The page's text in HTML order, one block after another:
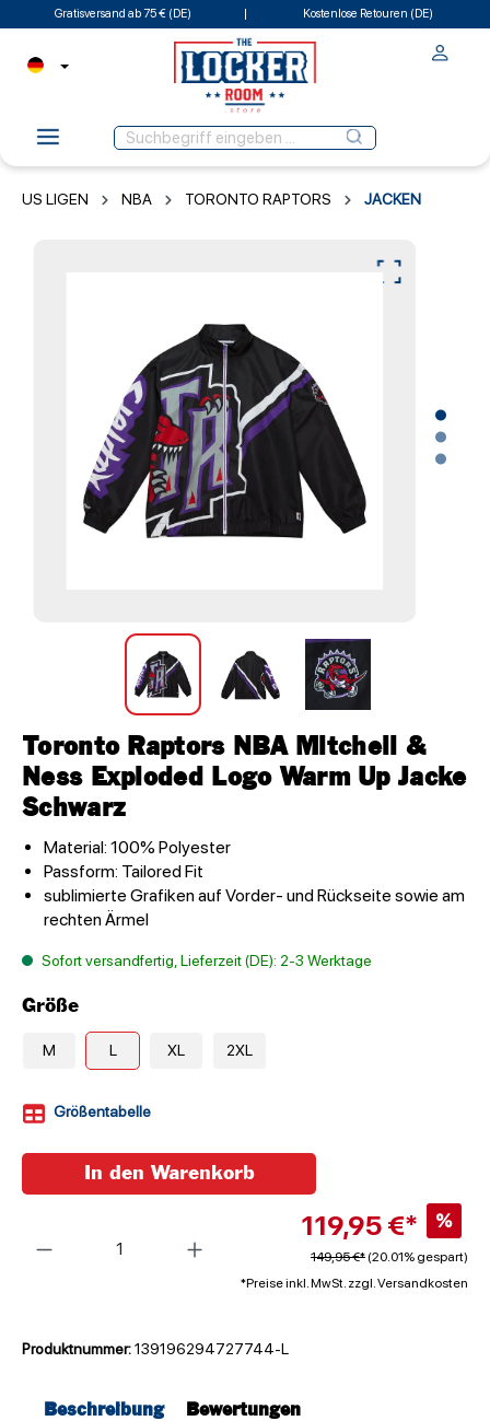
Gratisversand ab 75 € (DE) Kostenlose Retouren (DE)
US LIGEN NBA TORONTO RAPTORS JACKEN
Toronto Raptors NBA Mitchell &
Ness Exploded Logo Warm Up Jacke
Schwarz
Material: 100% Polyester
Passform: Tailored Fit
sublimierte Grafiken auf Vorder- und Rückseite sowie am
rechten Ärmel
Sofort versandfertig, Lieferzeit (DE): 2-3 Werktage
Größe
M L XL 2XL
Größentabelle
119,95 €* %
149,95 €* (20.01% gespart)
*Preise inkl. MwSt. zzgl. Versandkosten
In den Warenkorb
Produktnummer:139196294727744-L
Beschreibung Bewertungen